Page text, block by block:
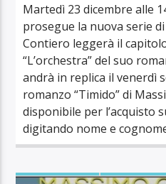
Martedì 23 dicembre alle
prosegue la nuova serie
Contiero leggerà il
“L’orchestra” del suo
andrà in replica il venerdì
romanzo “Timido” di
disponibile per l’acquisto
digitando nome e